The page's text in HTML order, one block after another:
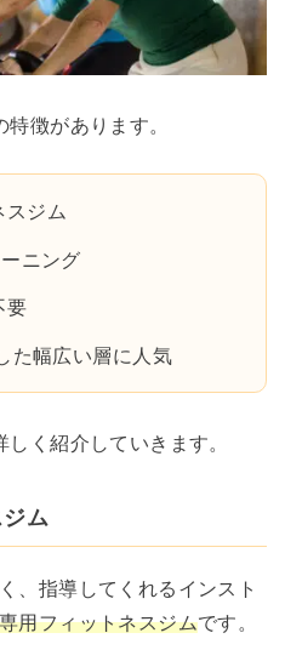
徴があります。
スジム
ニング
要
た幅広い層に人気
く紹介していきます。
ム
、指導してくれるインスト
用フィットネスジムです。